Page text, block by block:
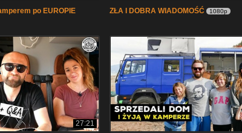
po EUROPIE ZŁA I DOBRA WIADOMOŚĆ 1080p
27:21